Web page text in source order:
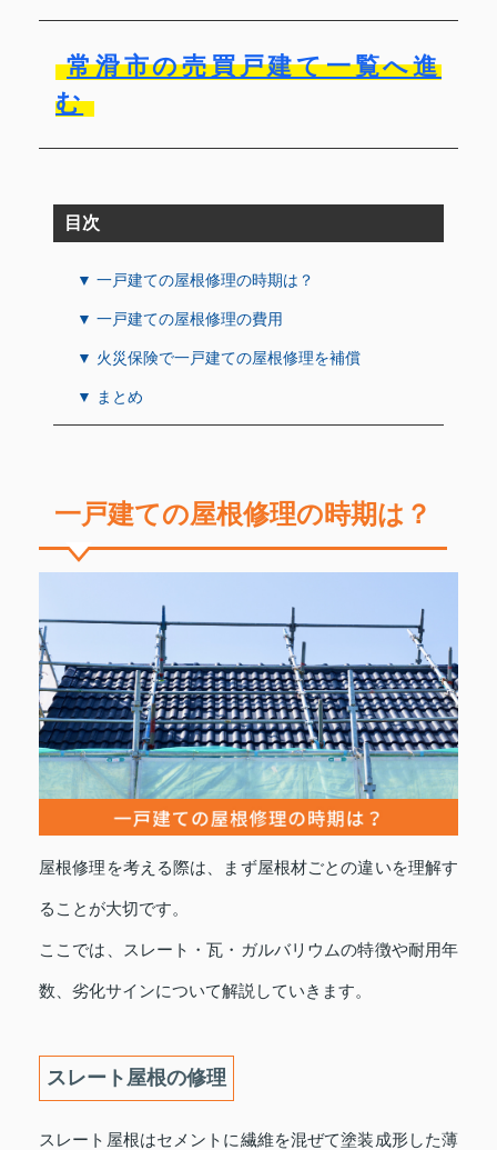
常滑市の売買戸建て一覧へ進
む
目次
▼ 一戸建ての屋根修理の時期は？
▼ 一戸建ての屋根修理の費用
▼ 火災保険で一戸建ての屋根修理を補償
▼ まとめ
一戸建ての屋根修理の時期は？
屋根修理を考える際は、まず屋根材ごとの違いを理解す
ることが大切です。
ここでは、スレート・瓦・ガルバリウムの特徴や耐用年
数、劣化サインについて解説していきます。
スレート屋根の修理
スレート屋根はセメントに繊維を混ぜて塗装成形した薄